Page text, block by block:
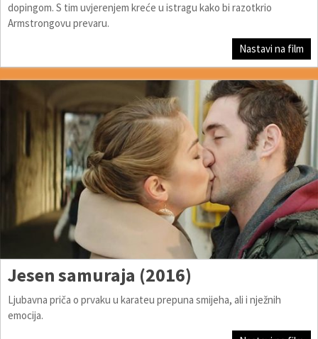
dopingom. S tim uvjerenjem kreće u istragu kako bi razotkrio
Armstrongovu prevaru.
Nastavi na film
Jesen samuraja (2016)
Ljubavna priča o prvaku u karateu prepuna smijeha, ali i nježnih
emocija.